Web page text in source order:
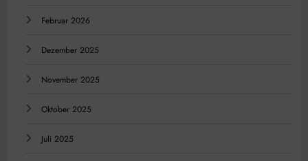
Februar 2026
Dezember 2025
November 2025
Oktober 2025
Juli 2025